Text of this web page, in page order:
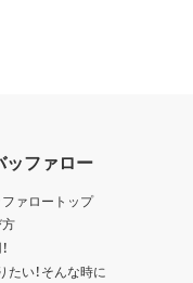
とします。
所とします。
ッファロー
ァロートップ
たい！そんな時に